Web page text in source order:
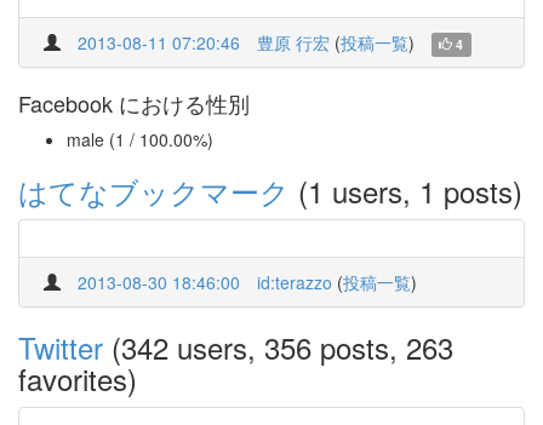
2013-08-11 07:20:46 豊原 行宏 (投稿一覧) 4
Facebook における性別
male (1 / 100.00%)
はてなブックマーク (1 users, 1 posts)
2013-08-30 18:46:00 id:terazzo (投稿一覧)
Twitter (342 users, 356 posts, 263
favorites)